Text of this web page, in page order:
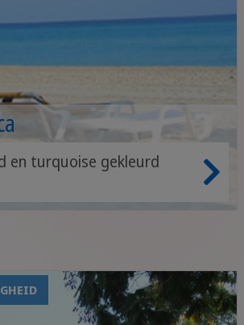
en turquoise gekleurd
snorkelen en duiken